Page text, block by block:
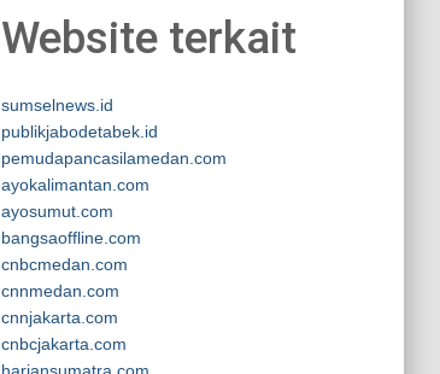
Website terkait
sumselnews.id
publikjabodetabek.id
pemudapancasilamedan.com
ayokalimantan.com
ayosumut.com
bangsaoffline.com
cnbcmedan.com
cnnmedan.com
cnnjakarta.com
cnbcjakarta.com